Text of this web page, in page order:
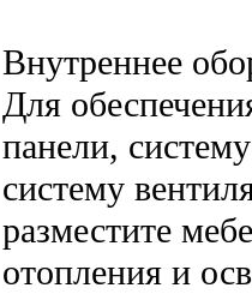
Внутреннее
Для
панели,
систему
разместите
отопления и